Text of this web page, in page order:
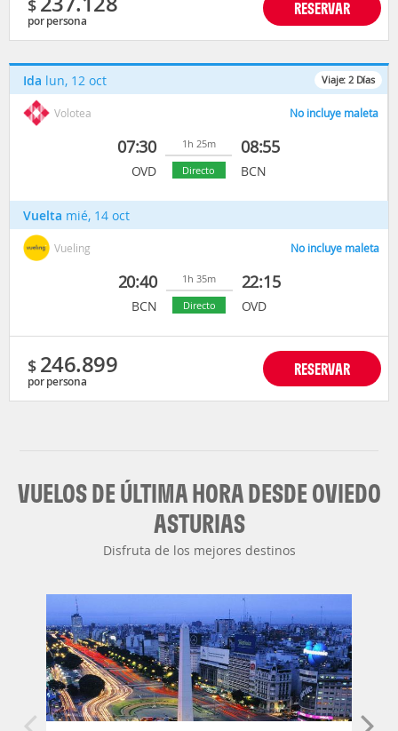
$
por persona
RESERVAR
Viaje: 2 Días
Ida lun, 12 oct
Volotea No incluye maleta
07:30
OVD
1h 25m
Directo
08:55
BCN
Vuelta mié, 14 oct
Vueling No incluye maleta
20:40
BCN
1h 35m
Directo
22:15
OVD
$ 246.899
por persona
RESERVAR
VUELOS DE ÚLTIMA HORA DESDE OVIEDO
ASTURIAS
Disfruta de los mejores destinos